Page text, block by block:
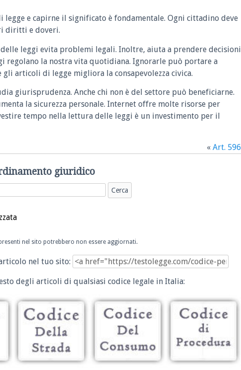
legge e capirne il significato è fondamentale. Ogni cittadino deve
diritti e doveri.
delle leggi evita problemi legali. Inoltre, aiuta a prendere decisioni
regolano la nostra vita quotidiana. Ignorarle può portare a
gli articoli di legge migliora la consapevolezza civica.
giurisprudenza. Anche chi non è del settore può beneficiarne.
la sicurezza personale. Internet offre molte risorse per
tempo nella lettura delle leggi è un investimento per il
« Art. 596
giuridico
nel sito potrebbero non essere aggiornati.
nel tuo sito:
degli articoli di qualsiasi codice legale in Italia: